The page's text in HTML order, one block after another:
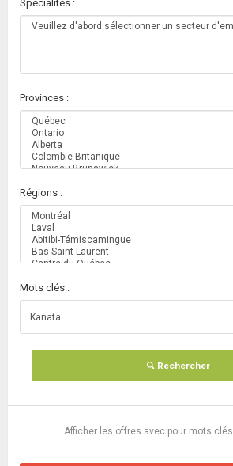
Spécialités :
Provinces :
Régions :
Mots clés :
Rechercher
Afficher les offres avec pour mots clés